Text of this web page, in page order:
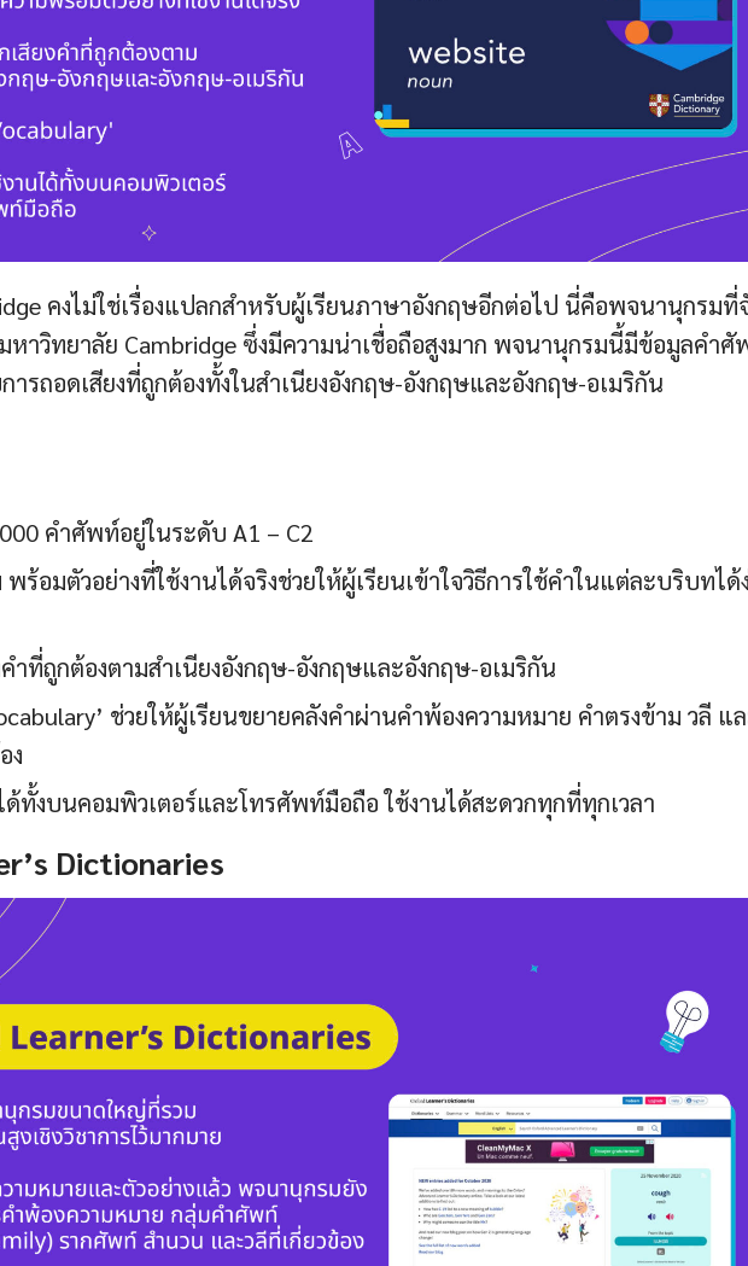
คงไม่ใช่เรื่องแปลกสำหรับผู้เรียนภาษาอังกฤษอีกต่อไป นี่คือพจนานุกรมที่
หาวิทยาลัย Cambridge ซึ่งมีความน่าเชื่อถือสูงมาก พจนานุกรมนี้มีข้อมูลคำศั
รถอดเสียงที่ถูกต้องทั้งในสำเนียงอังกฤษ-อังกฤษและอังกฤษ-อเมริกัน
คำศัพท์อยู่ในระดับ A1 – C2
ร้อมตัวอย่างที่ใช้งานได้จริงช่วยให้ผู้เรียนเข้าใจวิธีการใช้คำในแต่ละบริบทได้
คำที่ถูกต้องตามสำเนียงอังกฤษ-อังกฤษและอังกฤษ-อเมริกัน
ช่วยให้ผู้เรียนขยายคลังคำผ่านคำพ้องความหมาย คำตรงข้าม วลี แ
ง
ด้ทั้งบนคอมพิวเตอร์และโทรศัพท์มือถือ ใช้งานได้สะดวกทุกที่ทุกเวลา
Dictionaries